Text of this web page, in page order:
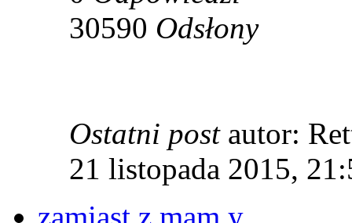
30590 Odsłony
Ostatni post autor:
21 listopada 2015,
zamiast z mam y